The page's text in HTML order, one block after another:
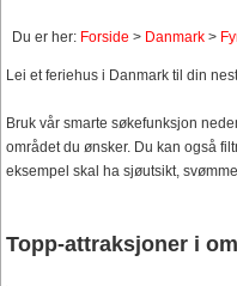
Du er her: Forside > Danmark >
Lei et feriehus i Danmark til din
Bruk vår smarte søkefunksjon
området du ønsker. Du kan også
eksempel skal ha sjøutsikt,
Topp-attraksjoner i